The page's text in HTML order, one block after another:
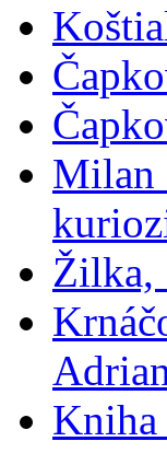
Milan
Žilka,
Kniha